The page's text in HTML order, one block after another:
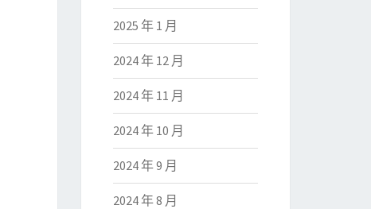
2025 年 1 月
2024 年 12 月
2024 年 11 月
2024 年 10 月
2024 年 9 月
2024 年 8 月